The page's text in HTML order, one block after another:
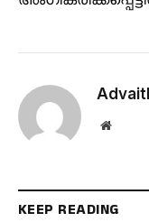
Website
KEEP READING